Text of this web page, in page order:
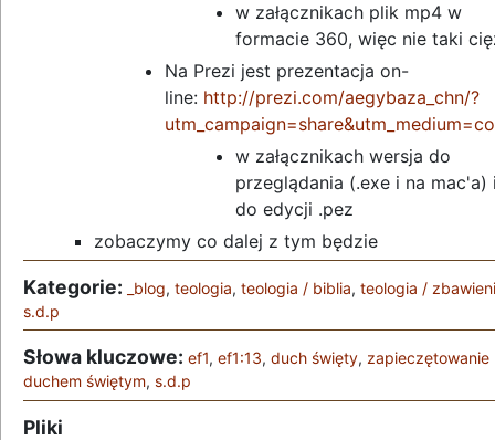
w załącznikach plik mp4 w
formacie 360, więc nie taki
Na Prezi jest prezentacja on-
line: http://prezi.com/aegybaza_chn/?
w załącznikach wersja do
przeglądania (.exe i na mac'a)
do edycji .pez
zobaczymy co dalej z tym będzie
Kategorie: _blog, teologia, teologia / biblia, teologia /
s.d.p
Słowa kluczowe: ef1, ef1:13, duch święty, zapieczętowanie
duchem świętym, s.d.p
Pliki